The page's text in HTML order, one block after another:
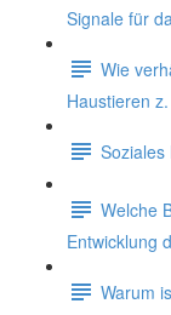
Signale für
Wie
Haustieren
Soziales
Welche
Entwicklung
Warum